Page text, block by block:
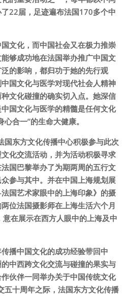
22届，足迹遍布法国170多个中
文化，而中国社会又在极力推崇
够成功地在法国举办推广中国文
的影响，都归功于她的先行观
国文化与医学对现代社会人精神
文化碰撞的确实切入点。她深信
国文化与医学的精髓是任何文化
合一”的生命大健康。
东方文化传播中心积极参与此次
化交流活动，并为活动积极寻求
国巴黎举办了为期两周的五行文
参与其中。并在中国上海规划展
国艺术家眼中的上海印象》的摄
位法国摄影师在上海生活六个月
在展示在西方人眼中的上海及中
播中国文化的成功经验带回中
中西跨文化交流与碰撞的果实与
伙伴一同举办关于中国传统文化
五十周年之际，法国东方文化传播